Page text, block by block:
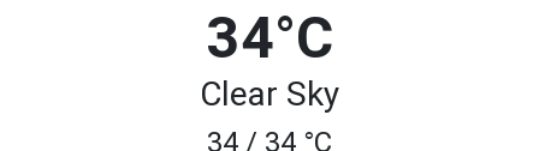
34°C
Clear Sky
34 / 34 °C